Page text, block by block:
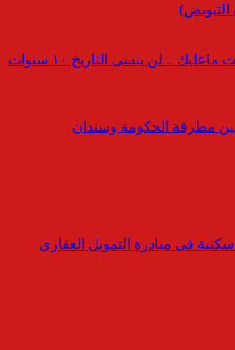
كلمة حق : د.شاكر أديت ماعليك .. لن ينسى التاريخ ١٠ سنوات
مطرقة الحكومة وسندان
فى مبادرة التمويل العقاري